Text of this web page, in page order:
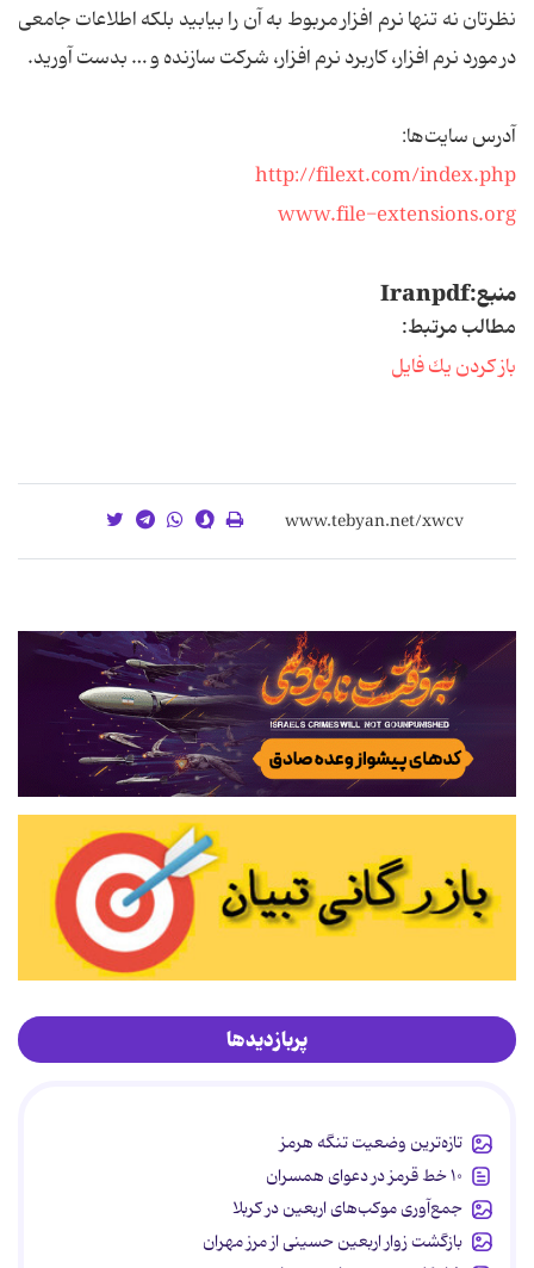
نظرتان نه تنها نرم افزار مربوط به آن را بیابید بلکه اطلاعات جامعی
در مورد نرم افزار، کاربرد نرم افزار، شرکت سازنده و … بدست آورید.
آدرس سایت‌ها:
http://filext.com/index.php
www.file-extensions.org
منبع:Iranpdf
مطالب مرتبط:
باز كردن یك فایل
پربازدیدها
تازه‌ترین وضعیت تنگه هرمز
۱۰ خط قرمز در دعوای همسران
جمع‌آوری موکب‌های اربعین در کربلا
بازگشت زوار اربعین حسینی از مرز مهران